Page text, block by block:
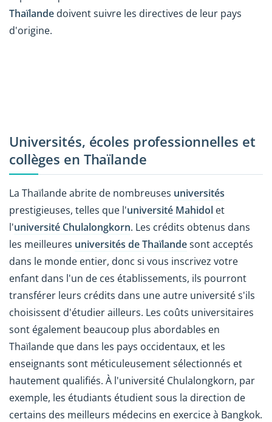
Thaïlande doivent suivre les directives de leur pays
d'origine.
Universités, écoles professionnelles et
collèges en Thaïlande
La Thaïlande abrite de nombreuses universités
prestigieuses, telles que l'université Mahidol et
l'université Chulalongkorn. Les crédits obtenus dans
les meilleures universités de Thaïlandesont acceptés
dans le monde entier, donc si vous inscrivez votre
enfant dans l'un de ces établissements, ils pourront
transférer leurs crédits dans une autre université s'ils
choisissent d'étudier ailleurs. Les coûts universitaires
sont également beaucoup plus abordables en
Thaïlande que dans les pays occidentaux, et les
enseignants sont méticuleusement sélectionnés et
hautement qualifiés. À l'université Chulalongkorn, par
exemple, les étudiants étudient sous la direction de
certains des meilleurs médecins en exercice à Bangkok.